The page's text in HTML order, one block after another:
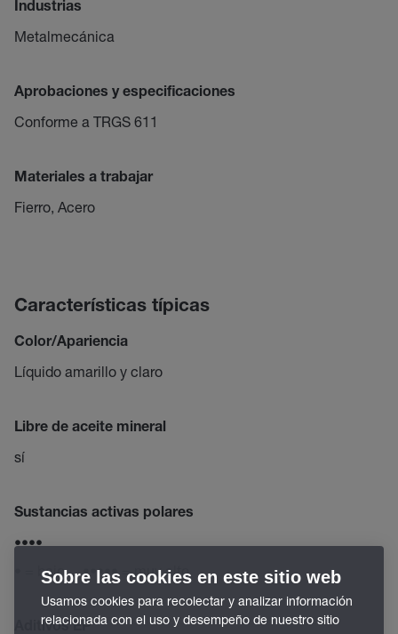
Industrias
Metalmecánica
Aprobaciones y especificaciones
Conforme a TRGS 611
Materiales a trabajar
Fierro, Acero
Características típicas
Color/Apariencia
Líquido amarillo y claro
Libre de aceite mineral
sí
Sustancias activas polares
••••
• = bajo ... ••••• = muy alto
Aditivos EP
Sobre las cookies en este sitio web
Usamos cookies para recolectar y analizar información
relacionada con el uso y desempeño de nuestro sitio